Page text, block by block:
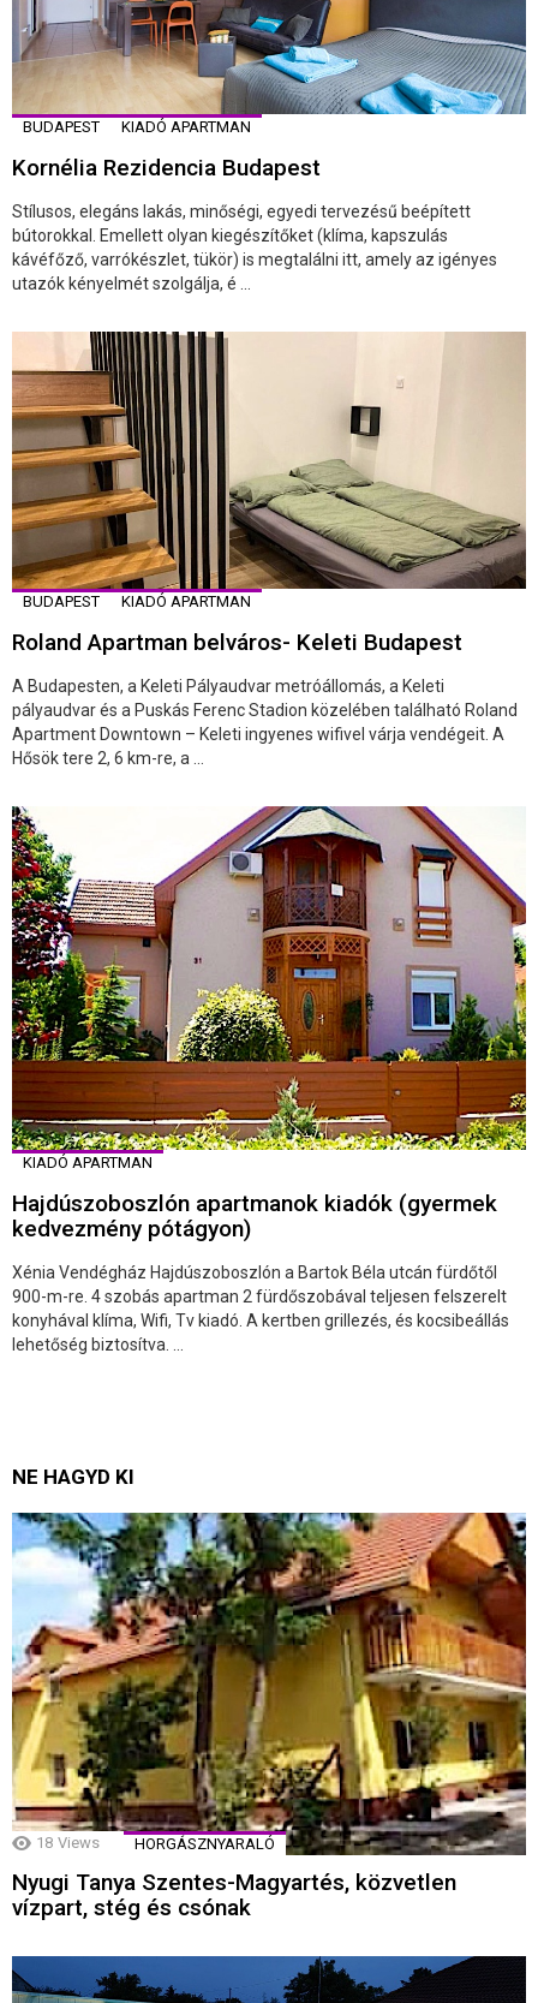
BUDAPEST KIADÓ APARTMAN
Kornélia Rezidencia Budapest
Stílusos, elegáns lakás, minőségi, egyedi tervezésű beépített
bútorokkal. Emellett olyan kiegészítőket (klíma, kapszulás
kávéfőző, varrókészlet, tükör) is megtalálni itt, amely az igényes
utazók kényelmét szolgálja, é ...
BUDAPEST KIADÓ APARTMAN
Roland Apartman belváros- Keleti Budapest
A Budapesten, a Keleti Pályaudvar metróállomás, a Keleti
pályaudvar és a Puskás Ferenc Stadion közelében található Roland
Apartment Downtown – Keleti ingyenes wifivel várja vendégeit. A
Hősök tere 2, 6 km-re, a ...
KIADÓ APARTMAN
Hajdúszoboszlón apartmanok kiadók (gyermek
kedvezmény pótágyon)
Xénia Vendégház Hajdúszoboszlón a Bartok Béla utcán fürdőtől
900-m-re. 4 szobás apartman 2 fürdőszobával teljesen felszerelt
konyhával klíma, Wifi, Tv kiadó. A kertben grillezés, és kocsibeállás
lehetőség biztosítva. ...
NE HAGYD KI
18 Views HORGÁSZNYARALÓ
Nyugi Tanya Szentes-Magyartés, közvetlen
vízpart, stég és csónak